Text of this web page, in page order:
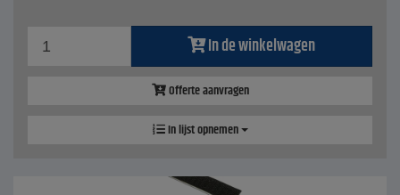
In de winkelwagen
Offerte aanvragen
In lijst opnemen